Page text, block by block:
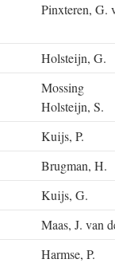
Pinxteren, G.
Holsteijn, G.
Mossing
Holsteijn, S.
Kuijs, P.
Brugman, H.
Kuijs, G.
Maas, J. van
Harmse, P.